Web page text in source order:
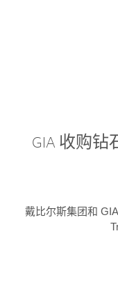
GIA 收购钻
戴比尔斯集团和